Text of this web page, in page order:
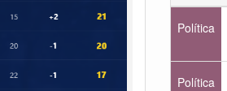
Política
Política